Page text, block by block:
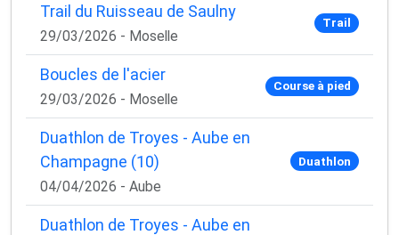
Trail du Ruisseau de Saulny
29/03/2026 - Moselle
Trail
Boucles de l'acier
29/03/2026 - Moselle
Course à pied
Duathlon de Troyes - Aube en
Champagne (10)
04/04/2026 - Aube
Duathlon
Duathlon de Troyes - Aube en